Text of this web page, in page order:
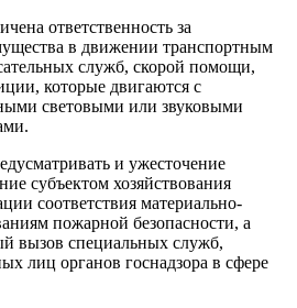
ответственность за
в движении транспортным
служб, скорой помощи,
которые двигаются с
световыми или звуковыми
и ужесточение
субъектом хозяйствования
соответствия материально-
пожарной безопасности, а
вызов специальных служб,
лиц органов госнадзора в сфере